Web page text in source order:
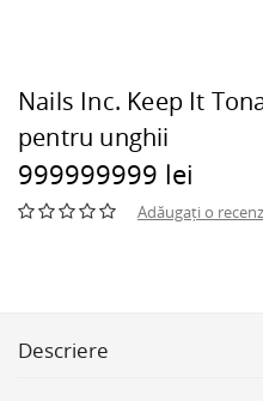
Nails Inc. Keep It
pentru unghii
999999999 lei
Adăugați o
Descriere